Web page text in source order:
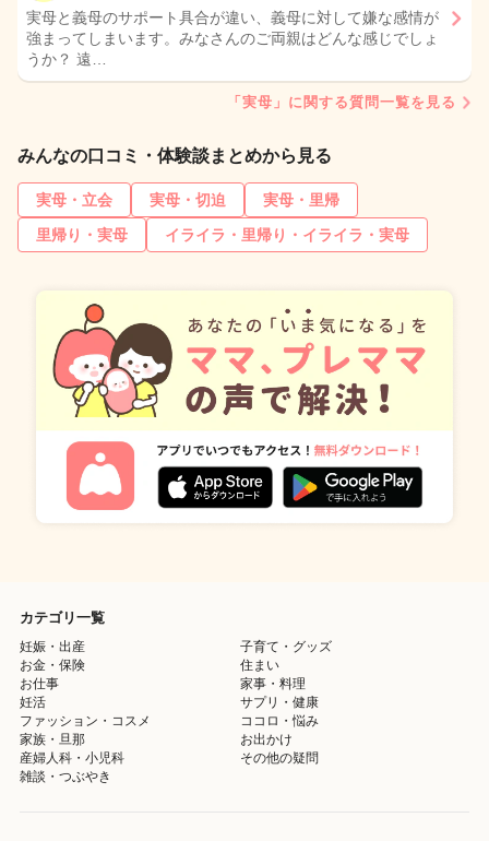
実母と義母のサポート具合が違い、義母に対して嫌な感情が
強まってしまいます。みなさんのご両親はどんな感じでしょ
うか？ 遠…
「実母」に関する質問一覧を見る
みんなの口コミ・体験談まとめから見る
実母・立会 実母・切迫
実母・里帰
里帰り・実母
イライラ・里帰り・イライラ・実母
カテゴリ一覧
妊娠・出産
子育て・グッズ
お金・保険
住まい
お仕事
家事・料理
妊活
サプリ・健康
ファッション・コスメ
ココロ・悩み
家族・旦那
お出かけ
産婦人科・小児科
その他の疑問
雑談・つぶやき